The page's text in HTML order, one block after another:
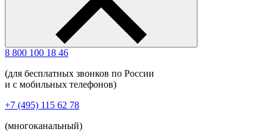
8 800 100 18 46
(для бесплатных звонков по России
и с мобильных телефонов)
+7 (495) 115 62 78
(многоканальный)